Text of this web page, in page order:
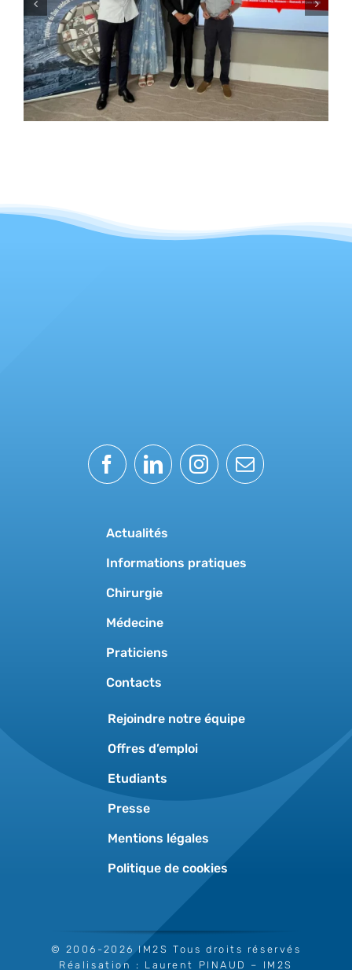
Actualités
Informations pratiques
Chirurgie
Médecine
Praticiens
Contacts
Rejoindre notre équipe
Offres d’emploi
Etudiants
Presse
Mentions légales
Politique de cookies
© 2006-2026 IM2S Tous droits réservés
Réalisation : Laurent PINAUD – IM2S